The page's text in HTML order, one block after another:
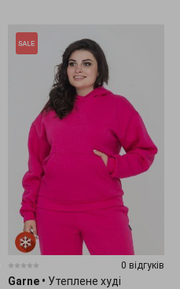
0 відгуків
Garne • Утеплене худі